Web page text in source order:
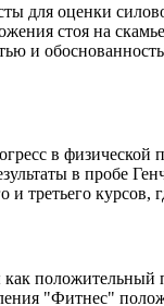
для оценки
стоя на
и
в физической
в пробе
и третьего
положительный
"Фитнес"